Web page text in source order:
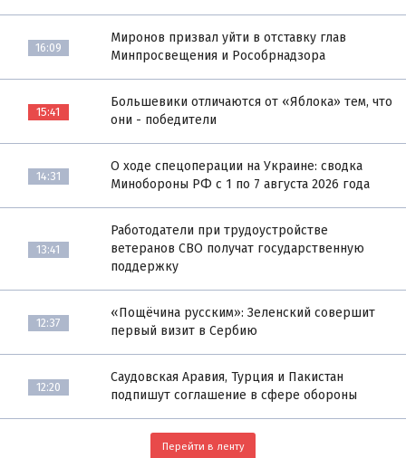
16:09
Миронов призвал уйти в отставку глав
Минпросвещения и Рособрнадзора
15:41
Большевики отличаются от «Яблока» тем, что
они - победители
14:31
О ходе спецоперации на Украине: сводка
Минобороны РФ с 1 по 7 августа 2026 года
13:41
Работодатели при трудоустройстве
ветеранов СВО получат государственную
поддержку
12:37
«Пощёчина русским»: Зеленский совершит
первый визит в Сербию
12:20
Саудовская Аравия, Турция и Пакистан
подпишут соглашение в сфере обороны
Перейти в ленту